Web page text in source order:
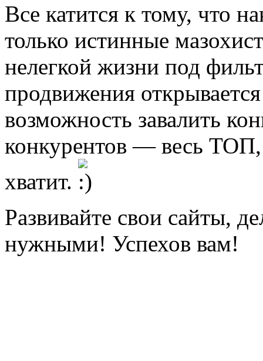
Все катится к тому, что
только истинные
нелегкой жизни под
продвижения
возможность завалить
конкурентов — весь ТОП,
хватит.
Развивайте свои сайты,
нужными! Успехов вам!